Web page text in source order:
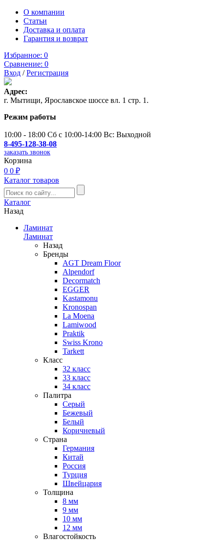
О компании
Статьи
Доставка и оплата
Гарантия и возврат
Избранное: 0
Сравнение: 0
Вход /Регистрация
Адрес:
г. Мытищи, Ярославское шоссе вл. 1 стр. 1.
Режим работы
10:00 - 18:00 Сб с 10:00-14:00 Вс: Выходной
8-495-128-38-08
заказать звонок
Корзина
0 0 ₽
Каталог товаров
Каталог
Назад
Ламинат
Ламинат
Назад
Бренды
AGT Dream Floor
Alpendorf
Decormatch
EGGER
Kastamonu
Kronospan
La Moena
Lamiwood
Praktik
Swiss Krono
Tarkett
Класс
32 класс
33 класс
34 класс
Палитра
Серый
Бежевый
Белый
Коричневый
Страна
Германия
Китай
Россия
Турция
Швейцария
Толщина
8 мм
9 мм
10 мм
12 мм
Влагостойкость